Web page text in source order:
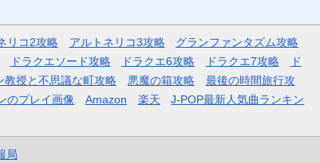
リコ2攻略 アルトネリコ3攻略
グランファンタズム攻略
ドラクエソード攻略 ドラクエ6攻略 ドラクエ7攻略
ド
教授と不思議な町攻略 悪魔の箱攻略
最後の時間旅行攻
のプレイ画像 Amazon 楽天
J-POP最新人気曲ランキン
局